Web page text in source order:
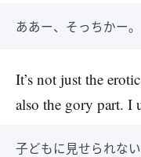
ああー、そっちかー。
It’s not just the
also the gory part. I
子どもに見せられな